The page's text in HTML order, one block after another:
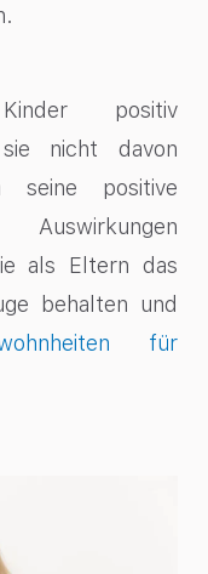
positiv
nicht davon
seine positive
als Eltern das
behalten und
für